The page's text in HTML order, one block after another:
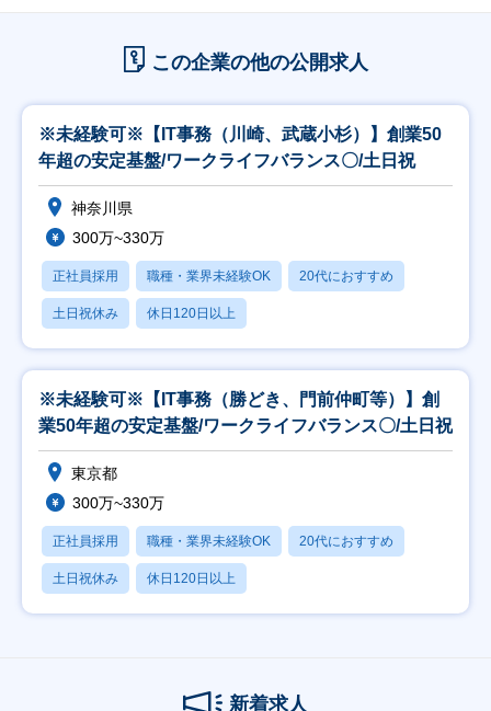
この企業の他の公開求人
※未経験可※【IT事務（川崎、武蔵小杉）】創業50
年超の安定基盤/ワークライフバランス〇/土日祝
神奈川県
300万~330万
正社員採用 職種・業界未経験OK 20代におすすめ
土日祝休み 休日120日以上
※未経験可※【IT事務（勝どき、門前仲町等）】創
業50年超の安定基盤/ワークライフバランス〇/土日祝
東京都
300万~330万
正社員採用 職種・業界未経験OK 20代におすすめ
土日祝休み 休日120日以上
新着求人